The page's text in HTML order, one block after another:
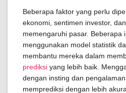
Beberapa faktor yang perlu
ekonomi, sentimen investor,
memengaruhi pasar. Beberapa
menggunakan model statistik
membantu mereka dalam
prediksi yang lebih baik.
dengan insting dan
memprediksi dengan lebih